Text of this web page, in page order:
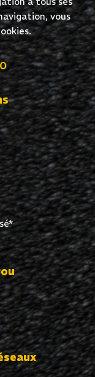
vous